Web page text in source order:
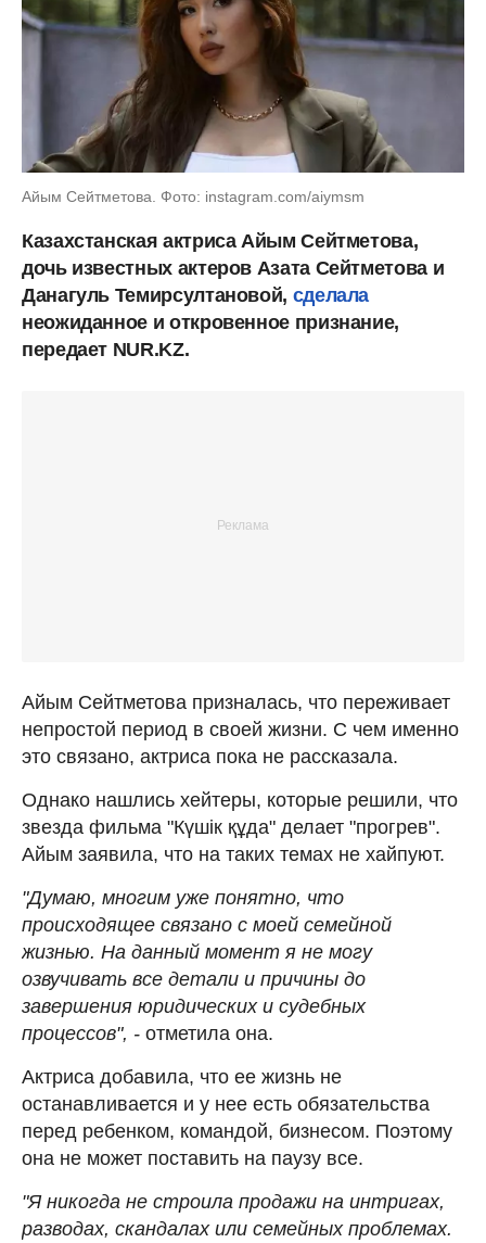
Айым Сейтметова. Фото: instagram.com/aiymsm
Казахстанская актриса Айым Сейтметова,
дочь известных актеров Азата Сейтметова и
Данагуль Темирсултановой, сделала
неожиданное и откровенное признание,
передает NUR.KZ.
Айым Сейтметова призналась, что переживает
непростой период в своей жизни. С чем именно
это связано, актриса пока не рассказала.
Однако нашлись хейтеры, которые решили, что
звезда фильма "Күшік құда" делает "прогрев".
Айым заявила, что на таких темах не хайпуют.
"Думаю, многим уже понятно, что
происходящее связано с моей семейной
жизнью. На данный момент я не могу
озвучивать все детали и причины до
завершения юридических и судебных
процессов", - отметила она.
Актриса добавила, что ее жизнь не
останавливается и у нее есть обязательства
перед ребенком, командой, бизнесом. Поэтому
она не может поставить на паузу все.
"Я никогда не строила продажи на интригах,
разводах, скандалах или семейных проблемах.